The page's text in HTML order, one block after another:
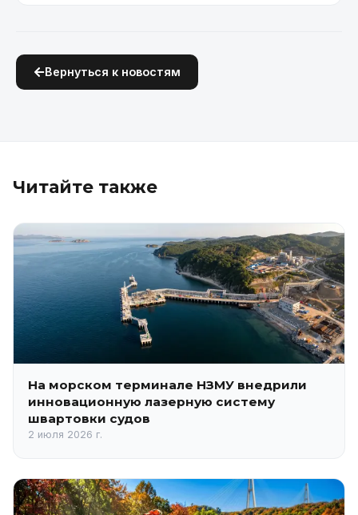
Вернуться к новостям
Читайте также
На морском терминале НЗМУ внедрили
инновационную лазерную систему
швартовки судов
2 июля 2026 г.